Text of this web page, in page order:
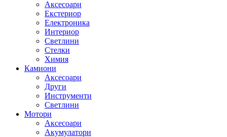
Аксесоари
Екстериор
Електроника
Интериор
Светлини
Стелки
Химия
Камиони
Аксесоари
Други
Инструменти
Светлини
Мотори
Аксесоари
Акумулатори